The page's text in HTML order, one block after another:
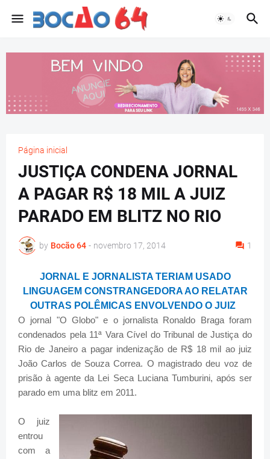
Página inicial
JUSTIÇA CONDENA JORNAL
A PAGAR R$ 18 MIL A JUIZ
PARADO EM BLITZ NO RIO
by Bocão 64 - novembro 17, 2014 1
JORNAL E JORNALISTA TERIAM USADO
LINGUAGEM CONSTRANGEDORA AO RELATAR
OUTRAS POLÊMICAS ENVOLVENDO O JUIZ
O jornal "O Globo" e o jornalista Ronaldo Braga foram
condenados pela 11ª Vara Cível do Tribunal de Justiça do
Rio de Janeiro a pagar indenização de R$ 18 mil ao juiz
João Carlos de Souza Correa. O magistrado deu voz de
prisão à agente da Lei Seca Luciana Tumburini, após ser
parado em uma blitz em 2011.
O juiz
entrou
com a